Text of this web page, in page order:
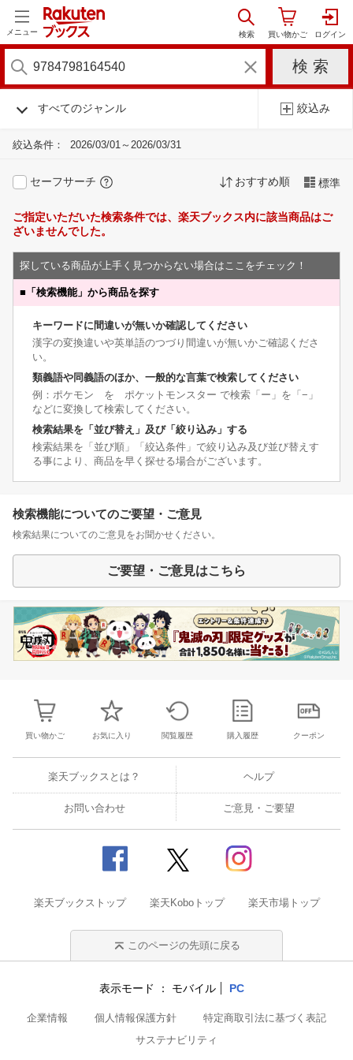
メニュー
すべてのジャンル 絞込み
絞込条件： 2026/03/01～2026/03/31
セーフサーチ おすすめ順 標準
ご指定いただいた検索条件では、楽天ブックス内に該当商品はご
ざいませんでした。
探している商品が上手く見つからない場合はここをチェック！
■ 「検索機能」から商品を探す
キーワードに間違いが無いか確認してください
漢字の変換違いや英単語のつづり間違いが無いかご確認くださ
い。
類義語や同義語のほか、一般的な言葉で検索してください
例：ポケモン を ポケットモンスター で検索「ー」を「−」
などに変換して検索してください。
検索結果を「並び替え」及び「絞り込み」する
検索結果を「並び順」「絞込条件」で絞り込み及び並び替えす
る事により、商品を早く探せる場合がございます。
検索機能についてのご要望・ご意見
検索結果についてのご意見をお聞かせください。
ご要望・ご意見はこちら
買い物かご お気に入り 閲覧履歴 購入履歴 クーポン
楽天ブックスとは？ ヘルプ
お問い合わせ ご意見・ご要望
楽天ブックストップ 楽天Koboトップ 楽天市場トップ
このページの先頭に戻る
表示モード モバイル PC
企業情報 個人情報保護方針
特定商取引法に基づく表記
サステナビリティ